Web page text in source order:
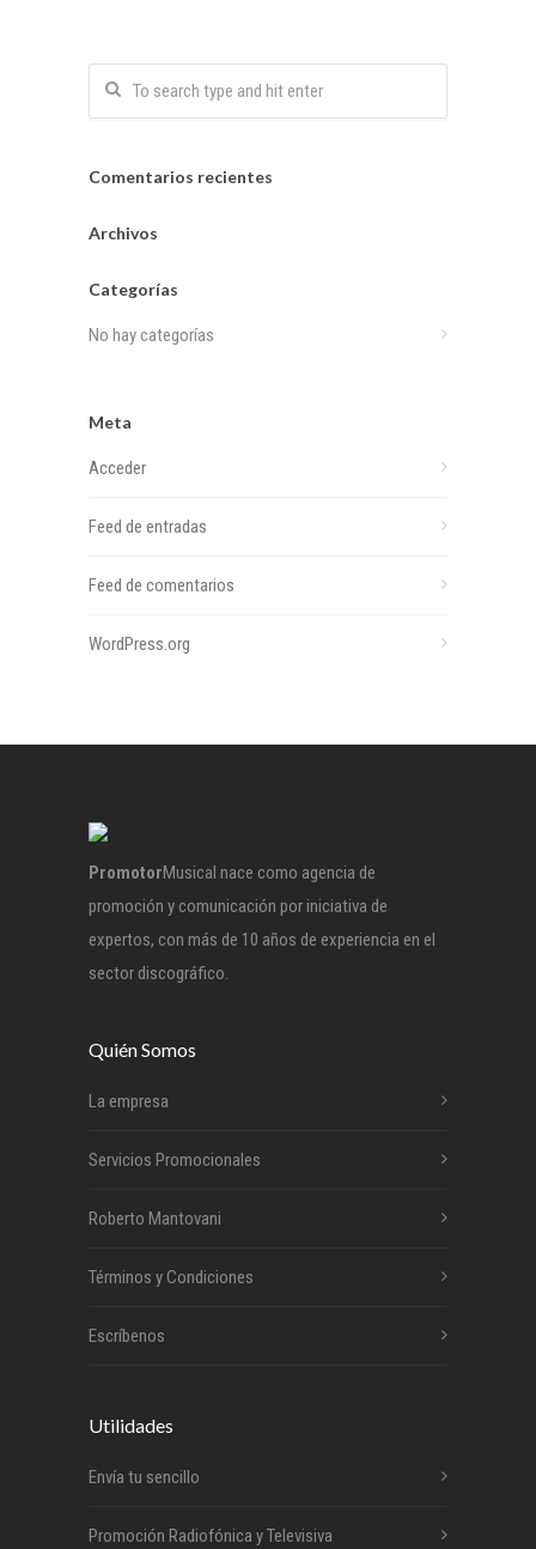
Comentarios recientes
Archivos
Categorías
No hay categorías
Meta
Acceder
Feed de entradas
Feed de comentarios
WordPress.org
PromotorMusical nace como agencia de
promoción y comunicación por iniciativa de
expertos, con más de 10 años de experiencia en el
sector discográfico.
Quién Somos
La empresa
Servicios Promocionales
Roberto Mantovani
Términos y Condiciones
Escríbenos
Utilidades
Envía tu sencillo
Promoción Radiofónica y Televisiva